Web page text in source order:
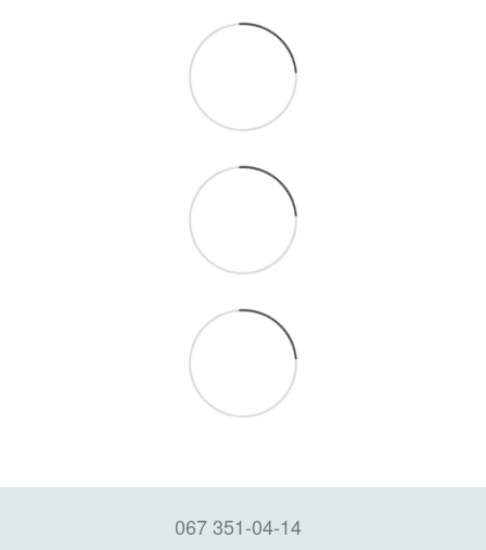
067 351-04-14